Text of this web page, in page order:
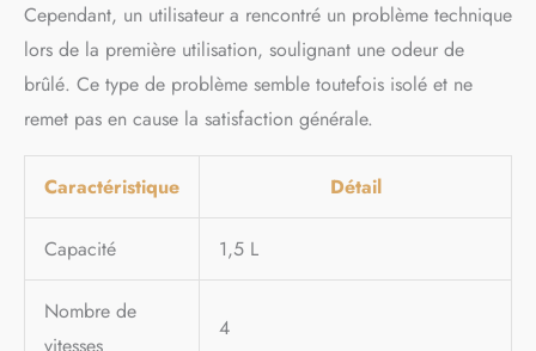
Cependant, un utilisateur a rencontré un problème technique
lors de la première utilisation, soulignant une odeur de
brûlé. Ce type de problème semble toutefois isolé et ne
remet pas en cause la satisfaction générale.
Caractéristique Détail
Capacité 1,5 L
Nombre de
4